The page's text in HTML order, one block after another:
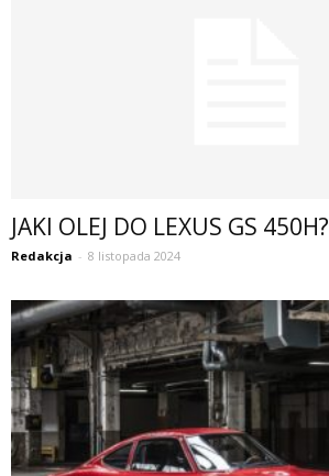
JAKI OLEJ DO LEXUS GS 450H?
Redakcja - 8 listopada 2024